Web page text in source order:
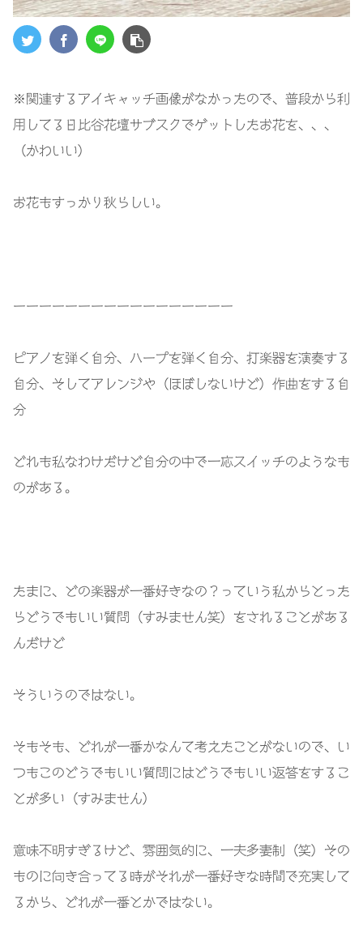
※関連するアイキャッチ画像がなかったので、普段から利
用してる日比谷花壇サブスクでゲットしたお花を、、、
（かわいい）
お花もすっかり秋らしい。
ーーーーーーーーーーーーーーーーー
ピアノを弾く自分、ハープを弾く自分、打楽器を演奏する
自分、そしてアレンジや（ほぼしないけど）作曲をする自
分
どれも私なわけだけど自分の中で一応スイッチのようなも
のがある。
たまに、どの楽器が一番好きなの？っていう私からとった
らどうでもいい質問（すみません笑）をされることがある
んだけど
そういうのではない。
そもそも、どれが一番かなんて考えたことがないので、い
つもこのどうでもいい質問にはどうでもいい返答をするこ
とが多い（すみません）
意味不明すぎるけど、雰囲気的に、一夫多妻制（笑）その
ものに向き合ってる時がそれが一番好きな時間で充実して
るから、どれが一番とかではない。